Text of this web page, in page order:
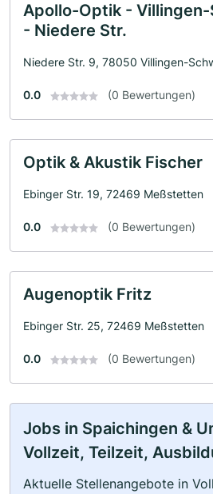
Apollo-Optik -
- Niedere Str.
Niedere Str. 9, 78050 Villingen-
0.0 (0 Bewertungen)
Optik & Akustik Fischer
Ebinger Str. 19, 72469 Meßstetten
0.0 (0 Bewertungen)
Augenoptik Fritz
Ebinger Str. 25, 72469 Meßstetten
0.0 (0 Bewertungen)
Jobs in Spaichingen &
Vollzeit, Teilzeit,
Aktuelle Stellenangebote in